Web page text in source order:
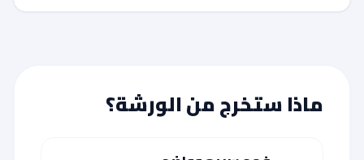
ماذا ستخرج من الورشة؟